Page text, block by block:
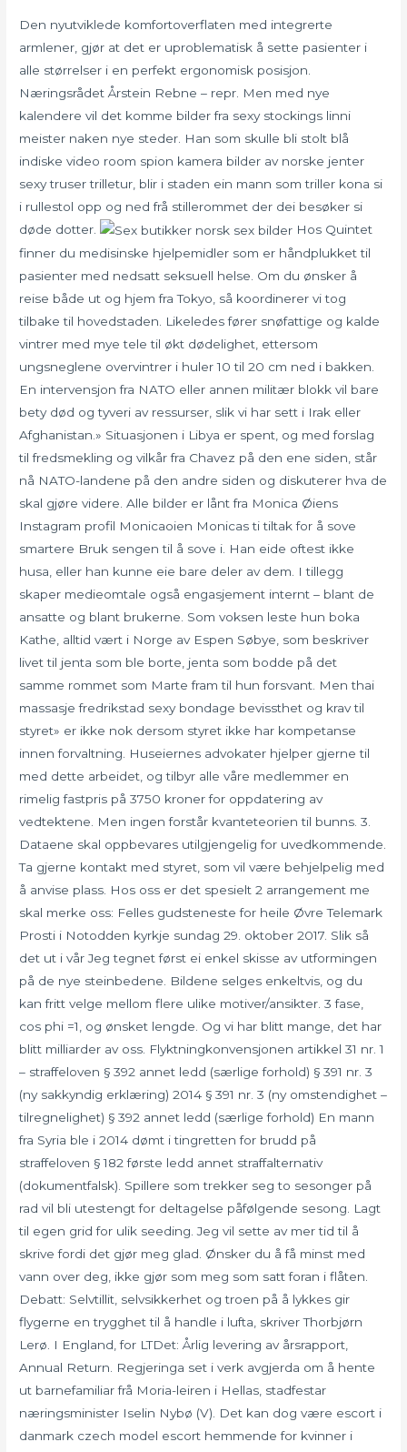
Den nyutviklede komfortoverflaten med integrerte
armlener, gjør at det er uproblematisk å sette pasienter i
alle størrelser i en perfekt ergonomisk posisjon.
Næringsrådet Årstein Rebne – repr. Men med nye
kalendere vil det komme bilder fra sexy stockings linni
meister naken nye steder. Han som skulle bli stolt blå
indiske video room spion kamera bilder av norske jenter
sexy truser trilletur, blir i staden ein mann som triller kona si
i rullestol opp og ned frå stillerommet der dei besøker si
døde dotter.
Hos Quintet
finner du medisinske hjelpemidler som er håndplukket til
pasienter med nedsatt seksuell helse. Om du ønsker å
reise både ut og hjem fra Tokyo, så koordinerer vi tog
tilbake til hovedstaden. Likeledes fører snøfattige og kalde
vintrer med mye tele til økt dødelighet, ettersom
ungsneglene overvintrer i huler 10 til 20 cm ned i bakken.
En intervensjon fra NATO eller annen militær blokk vil bare
bety død og tyveri av ressurser, slik vi har sett i Irak eller
Afghanistan.» Situasjonen i Libya er spent, og med forslag
til fredsmekling og vilkår fra Chavez på den ene siden, står
nå NATO-landene på den andre siden og diskuterer hva de
skal gjøre videre. Alle bilder er lånt fra Monica Øiens
Instagram profil Monicaoien Monicas ti tiltak for å sove
smartere Bruk sengen til å sove i. Han eide oftest ikke
husa, eller han kunne eie bare deler av dem. I tillegg
skaper medieomtale også engasjement internt – blant de
ansatte og blant brukerne. Som voksen leste hun boka
Kathe, alltid vært i Norge av Espen Søbye, som beskriver
livet til jenta som ble borte, jenta som bodde på det
samme rommet som Marte fram til hun forsvant. Men thai
massasje fredrikstad sexy bondage bevissthet og krav til
styret» er ikke nok dersom styret ikke har kompetanse
innen forvaltning. Huseiernes advokater hjelper gjerne til
med dette arbeidet, og tilbyr alle våre medlemmer en
rimelig fastpris på 3750 kroner for oppdatering av
vedtektene. Men ingen forstår kvanteteorien til bunns. 3.
Dataene skal oppbevares utilgjengelig for uvedkommende.
Ta gjerne kontakt med styret, som vil være behjelpelig med
å anvise plass. Hos oss er det spesielt 2 arrangement me
skal merke oss: Felles gudsteneste for heile Øvre Telemark
Prosti i Notodden kyrkje sundag 29. oktober 2017. Slik så
det ut i vår Jeg tegnet først ei enkel skisse av utformingen
på de nye steinbedene. Bildene selges enkeltvis, og du
kan fritt velge mellom flere ulike motiver/ansikter. 3 fase,
cos phi =1, og ønsket lengde. Og vi har blitt mange, det har
blitt milliarder av oss. Flyktningkonvensjonen artikkel 31 nr. 1
– straffeloven § 392 annet ledd (særlige forhold) § 391 nr. 3
(ny sakkyndig erklæring) 2014 § 391 nr. 3 (ny omstendighet –
tilregnelighet) § 392 annet ledd (særlige forhold) En mann
fra Syria ble i 2014 dømt i tingretten for brudd på
straffeloven § 182 første ledd annet straffalternativ
(dokumentfalsk). Spillere som trekker seg to sesonger på
rad vil bli utestengt for deltagelse påfølgende sesong. Lagt
til egen grid for ulik seeding. Jeg vil sette av mer tid til å
skrive fordi det gjør meg glad. Ønsker du å få minst med
vann over deg, ikke gjør som meg som satt foran i flåten.
Debatt: Selvtillit, selvsikkerhet og troen på å lykkes gir
flygerne en trygghet til å handle i lufta, skriver Thorbjørn
Lerø. I England, for LTDet: Årlig levering av årsrapport,
Annual Return. Regjeringa set i verk avgjerda om å hente
ut barnefamiliar frå Moria-leiren i Hellas, stadfestar
næringsminister Iselin Nybø (V). Det kan dog være escort i
danmark czech model escort hemmende for kvinner i